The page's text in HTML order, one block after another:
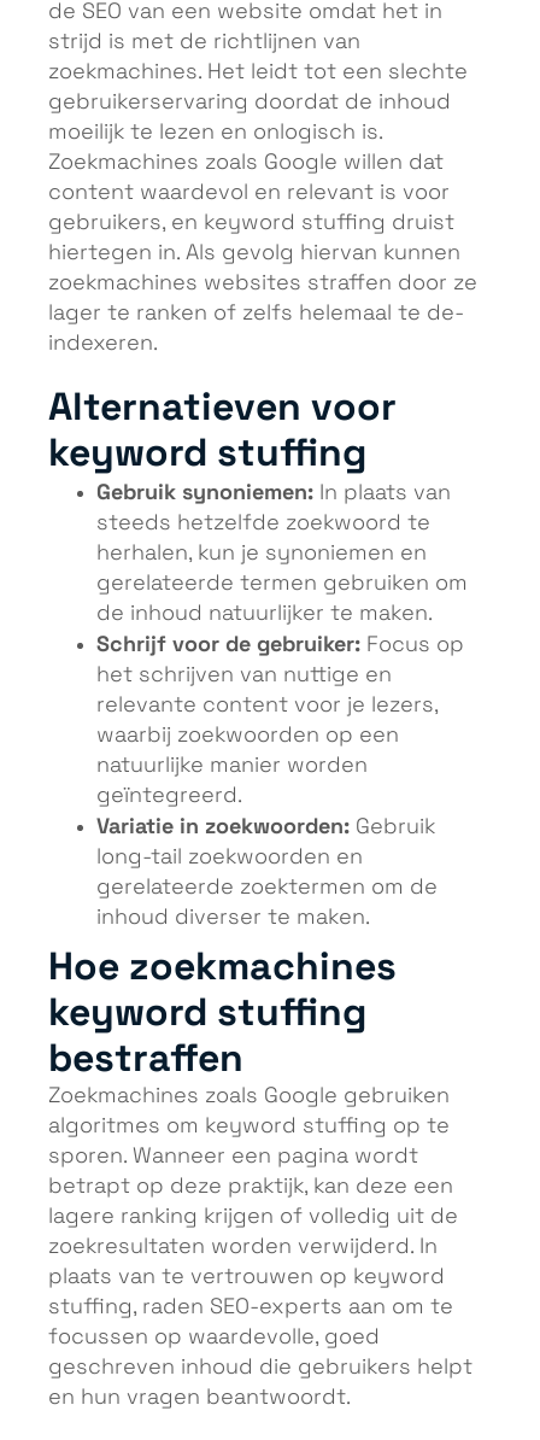
de SEO van een website omdat het in
strijd is met de richtlijnen van
zoekmachines. Het leidt tot een slechte
gebruikerservaring doordat de inhoud
moeilijk te lezen en onlogisch is.
Zoekmachines zoals Google willen dat
content waardevol en relevant is voor
gebruikers, en keyword stuffing druist
hiertegen in. Als gevolg hiervan kunnen
zoekmachines websites straffen door ze
lager te ranken of zelfs helemaal te de-
indexeren.
Alternatieven voor
keyword stuffing
Gebruik synoniemen: In plaats van
steeds hetzelfde zoekwoord te
herhalen, kun je synoniemen en
gerelateerde termen gebruiken om
de inhoud natuurlijker te maken.
Schrijf voor de gebruiker: Focus op
het schrijven van nuttige en
relevante content voor je lezers,
waarbij zoekwoorden op een
natuurlijke manier worden
geïntegreerd.
Variatie in zoekwoorden: Gebruik
long-tail zoekwoorden en
gerelateerde zoektermen om de
inhoud diverser te maken.
Hoe zoekmachines
keyword stuffing
bestraffen
Zoekmachines zoals Google gebruiken
algoritmes om keyword stuffing op te
sporen. Wanneer een pagina wordt
betrapt op deze praktijk, kan deze een
lagere ranking krijgen of volledig uit de
zoekresultaten worden verwijderd. In
plaats van te vertrouwen op keyword
stuffing, raden SEO-experts aan om te
focussen op waardevolle, goed
geschreven inhoud die gebruikers helpt
en hun vragen beantwoordt.